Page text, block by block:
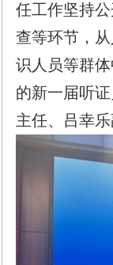
任工作坚持
查等环节，
识人员等群
的新一届听
主任、吕幸